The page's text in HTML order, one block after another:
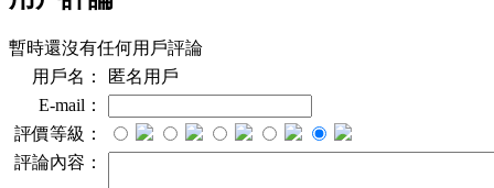
暫時還沒有任何用戶評論
用戶名：
匿名用戶
E-mail：
評價等級：
評論內容：